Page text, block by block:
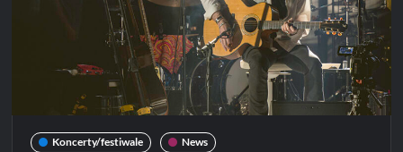
Koncerty/festiwale News